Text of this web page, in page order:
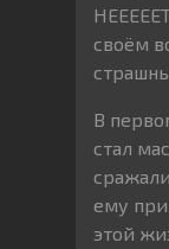
своём
В
стал
ему
этой